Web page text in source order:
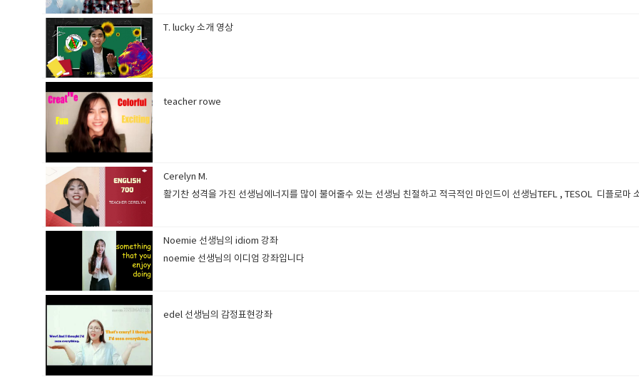
T. lucky 소개 영상
teacher rowe
Cerelyn M.
활기찬 성격을 가진 선생님에너지를 많이 불어줄수 있는 선생님 친절하고 적극적인 마인드이 선생님TEFL , TESOL 디플로마
Noemie 선생님의 idiom 강좌
noemie 선생님의 이디엄 강좌입니다
edel 선생님의 감정표현강좌